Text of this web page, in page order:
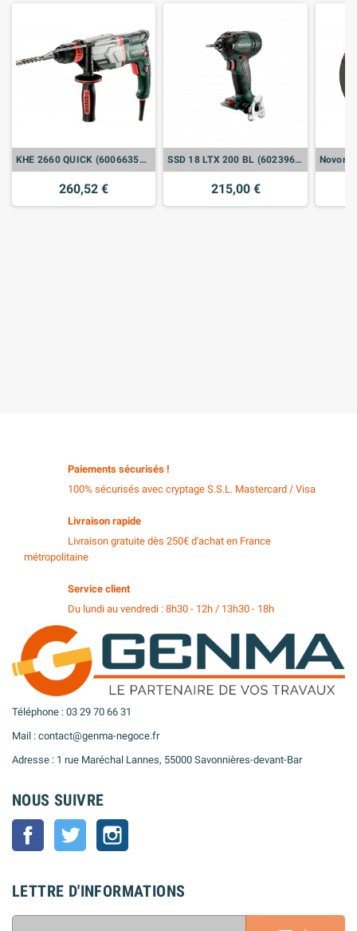
KHE 2660 QUICK (600663500) MARTEAU COMBINÉ
260,52 €
SSD 18 LTX 200 BL (602396840) VISSEUSES À CHOC SANS FIL (VENDU SANS BATTERIE)
215,00 €
Paiements sécurisés !
100% sécurisés avec cryptage S.S.L. Mastercard / Visa
Livraison rapide
Livraison gratuite dès 250€ d'achat en France
métropolitaine
Service client
Du lundi au vendredi : 8h30 - 12h / 13h30 - 18h
Téléphone : 03 29 70 66 31
Mail : contact@genma-negoce.fr
Adresse : 1 rue Maréchal Lannes, 55000 Savonnières-devant-Bar
NOUS SUIVRE
Facebook Twitter
LETTRE D'INFORMATIONS